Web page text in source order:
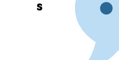
s